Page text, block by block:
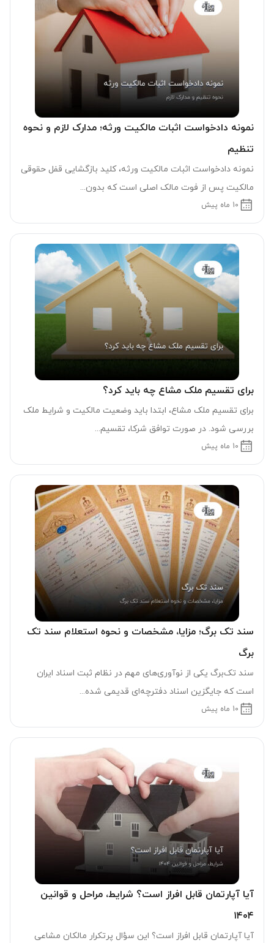
نمونه دادخواست اثبات مالکیت ورثه؛ مدارک لازم و نحوه
تنظیم
نمونه دادخواست اثبات مالکیت ورثه، کلید بازگشایی قفل حقوقی
مالکیت پس از فوت مالک اصلی است که بدون...
10 ماه پیش
برای تقسیم ملک مشاع چه باید کرد؟
برای تقسیم ملک مشاع، ابتدا باید وضعیت مالکیت و شرایط ملک
بررسی شود. در صورت توافق شرکا، تقسیم...
10 ماه پیش
سند تک برگ؛ مزایا، مشخصات و نحوه استعلام سند تک
برگ
سند تک‌برگ یکی از نوآوری‌های مهم در نظام ثبت اسناد ایران
است که جایگزین اسناد دفترچه‌ای قدیمی شده...
10 ماه پیش
آیا آپارتمان قابل افراز است؟ شرایط، مراحل و قوانین
۱۴۰۴
آیا آپارتمان قابل افراز است؟ این سؤال پرتکرار مالکان مشاعی